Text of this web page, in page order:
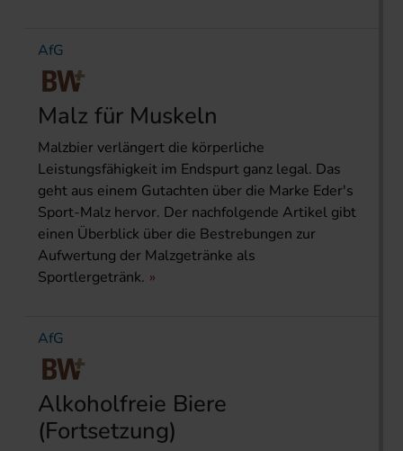
AfG
Malz für Muskeln
Malzbier verlängert die körperliche
Leistungsfähigkeit im Endspurt ganz legal. Das
geht aus einem Gutachten über die Marke Eder's
Sport-Malz hervor. Der nachfolgende Artikel gibt
einen Überblick über die Bestrebungen zur
Aufwertung der Malzgetränke als
Sportlergetränk.
AfG
Alkoholfreie Biere
(Fortsetzung)